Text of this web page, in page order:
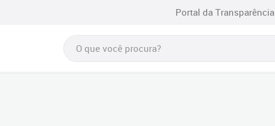
Portal da Transparência